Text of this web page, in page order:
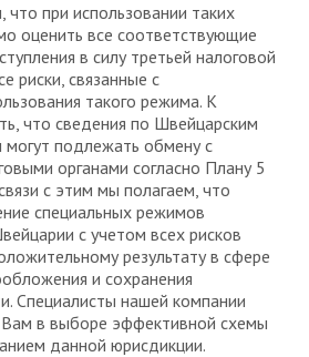
при использовании таких
оценить все соответствующие
в силу третьей налоговой
риски, связанные с
такого режима. К
что сведения по Швейцарским
могут подлежать обмену с
органами согласно Плану 5
с этим мы полагаем, что
специальных режимов
с учетом всех рисков
результату в сфере
и сохранения
Специалисты нашей компании
Вам в выборе эффективной схемы
данной юрисдикции.